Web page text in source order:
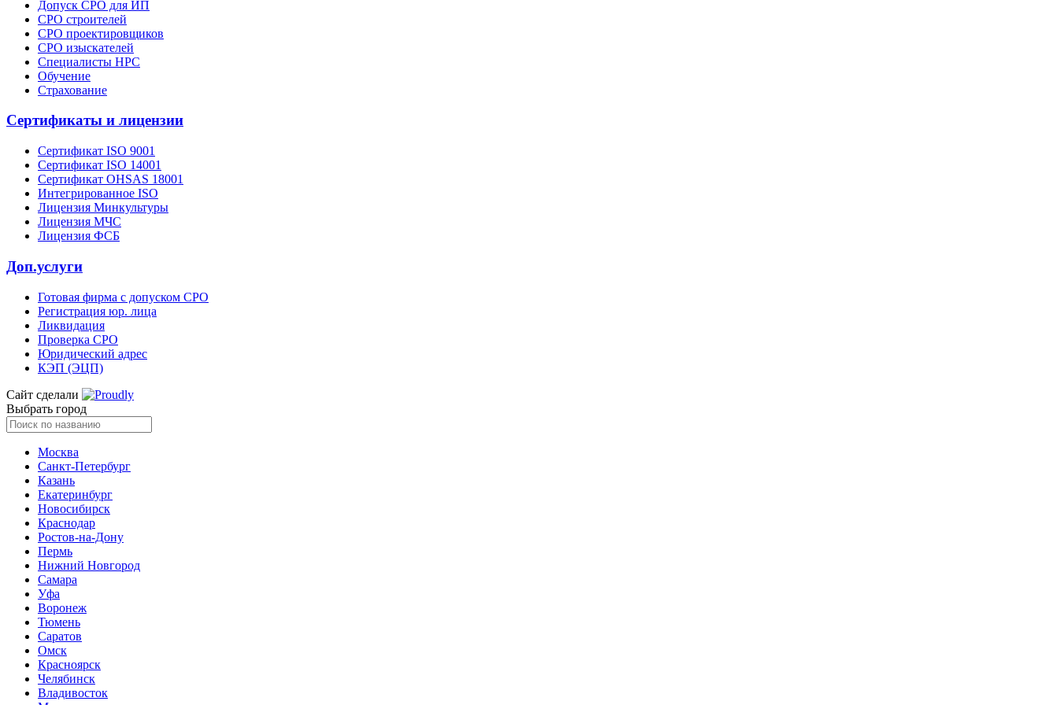
Допуск СРО для ИП
СРО строителей
СРО проектировщиков
СРО изыскателей
Специалисты НРС
Обучение
Страхование
Сертификаты и лицензии
Сертификат ISO 9001
Сертификат ISO 14001
Сертификат OHSAS 18001
Интегрированное ISO
Лицензия Минкультуры
Лицензия МЧС
Лицензия ФСБ
Доп.услуги
Готовая фирма с допуском СРО
Регистрация юр. лица
Ликвидация
Проверка СРО
Юридический адрес
КЭП (ЭЦП)
Сайт сделали
Выбрать город
Москва
Санкт-Петербург
Казань
Екатеринбург
Новосибирск
Краснодар
Ростов-на-Дону
Пермь
Нижний Новгород
Самара
Уфа
Воронеж
Тюмень
Саратов
Омск
Красноярск
Челябинск
Владивосток